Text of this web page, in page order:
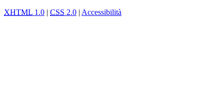
XHTML 1.0 | CSS 2.0 | Accessibilità